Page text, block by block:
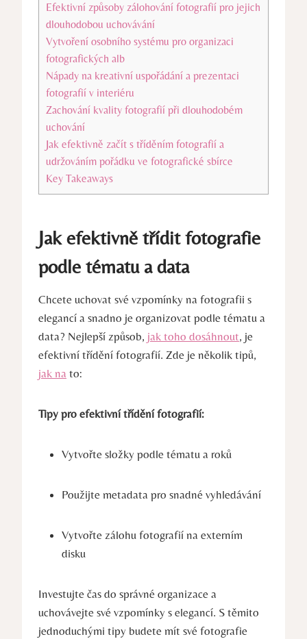
Efektivní způsoby zálohování ⁣fotografií pro jejich
dlouhodobou uchovávání
Vytvoření osobního systému pro organizaci
fotografických alb
Nápady na kreativní​ uspořádání a ​prezentaci
fotografií ⁣v interiéru
Zachování kvality fotografií ⁣při dlouhodobém⁢
uchování
Jak​ efektivně začít ‌s ⁤tříděním fotografií a
udržováním ⁢pořádku ve ‍fotografické sbírce
Key ​Takeaways
Jak efektivně ‍třídit fotografie
‍podle tématu a data
Chcete‍ uchovat své vzpomínky ⁤na fotografii s
elegancí ⁣a snadno je ⁤organizovat podle tématu a​
data?​ Nejlepší​ způsob, ⁤ jak toho dosáhnout, je
efektivní třídění fotografií.⁤ Zde je několik tipů,
jak na ‌ to:
Tipy pro efektivní třídění ‍fotografií:
Vytvořte složky‌ podle tématu a​ roků
Použijte ⁣metadata pro snadné vyhledávání
Vytvořte zálohu⁢ fotografií na ‌externím
disku
Investujte čas do správné organizace⁤ a
uchovávejte své vzpomínky s ⁢elegancí.​ S těmito
jednoduchými ⁣tipy budete mít své​ fotografie